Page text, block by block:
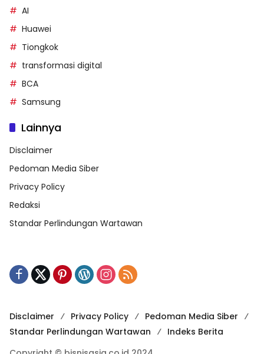
AI
Huawei
Tiongkok
transformasi digital
BCA
Samsung
Lainnya
Disclaimer
Pedoman Media Siber
Privacy Policy
Redaksi
Standar Perlindungan Wartawan
Disclaimer Privacy Policy
Pedoman Media Siber
Standar Perlindungan Wartawan
Indeks Berita